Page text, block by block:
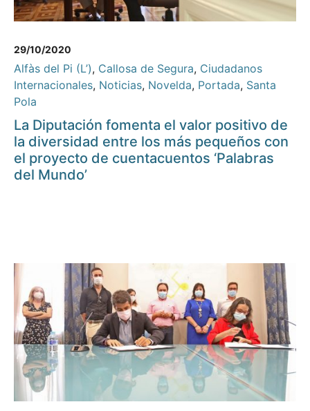
29/10/2020
Alfàs del Pi (L’), Callosa de Segura, Ciudadanos
Internacionales, Noticias, Novelda, Portada, Santa
Pola
La Diputación fomenta el valor positivo de
la diversidad entre los más pequeños con
el proyecto de cuentacuentos ‘Palabras
del Mundo’